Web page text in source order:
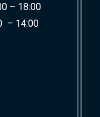
– 18:00
– 14:00